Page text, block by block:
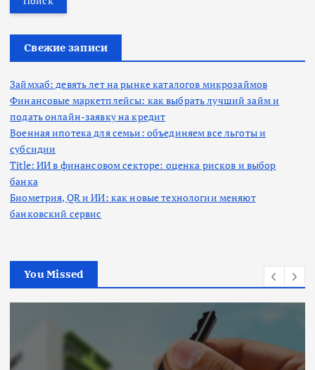
т
Свежие записи
Займхаб: девять лет на рынке каталогов микрозаймов
Финансовые маркетплейсы: как выбрать лучший займ и
подать онлайн-заявку на кредит
Военная ипотека для семьи: объединяем все льготы и
субсидии
Title: ИИ в финансовом секторе: оценка рисков и выбор
банка
Биометрия, QR и ИИ: как новые технологии меняют
банковский сервис
You Missed